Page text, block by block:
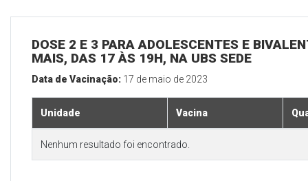
DOSE 2 E 3 PARA ADOLESCENTES E
MAIS, DAS 17 ÀS 19H, NA UBS SEDE
Data de Vacinação: 17 de maio de 2023
Unidade Vacina
Nenhum resultado foi encontrado.